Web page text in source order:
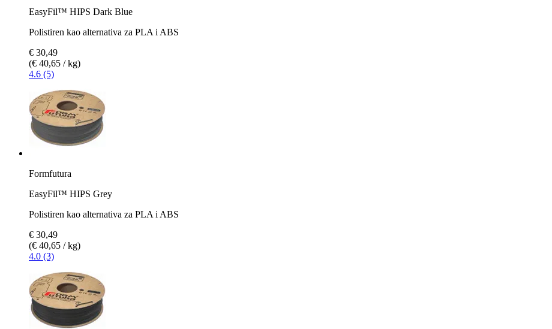
EasyFil™ HIPS Dark Blue
Polistiren kao alternativa za PLA i ABS
€ 30,49
(€ 40,65 / kg)
4.6 (5)
Formfutura
EasyFil™ HIPS Grey
Polistiren kao alternativa za PLA i ABS
€ 30,49
(€ 40,65 / kg)
4.0 (3)